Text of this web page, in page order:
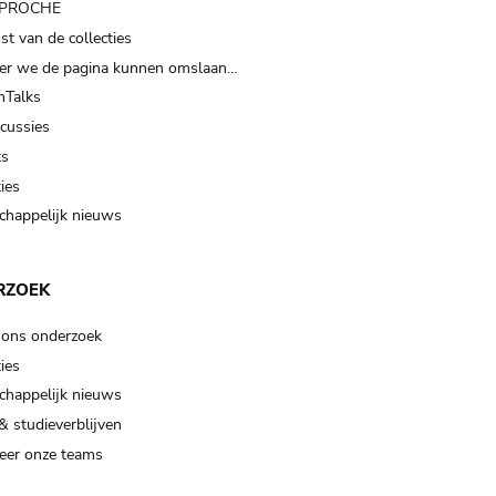
van de collecties
we de pagina kunnen omslaan…
nieuws
onderzoek
nieuws
studieverblijven
onze teams